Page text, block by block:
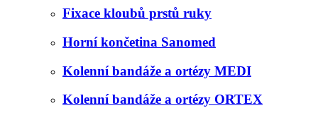
Fixace kloubů prstů ruky
Horní končetina Sanomed
Kolenní bandáže a ortézy MEDI
Kolenní bandáže a ortézy ORTEX